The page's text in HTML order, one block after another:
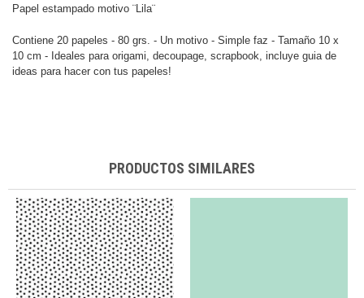
Papel estampado motivo ¨Lila¨
Contiene 20 papeles - 80 grs. - Un motivo - Simple faz - Tamaño 10 x
10 cm - Ideales para origami, decoupage, scrapbook, incluye guia de
ideas para hacer con tus papeles!
PRODUCTOS SIMILARES